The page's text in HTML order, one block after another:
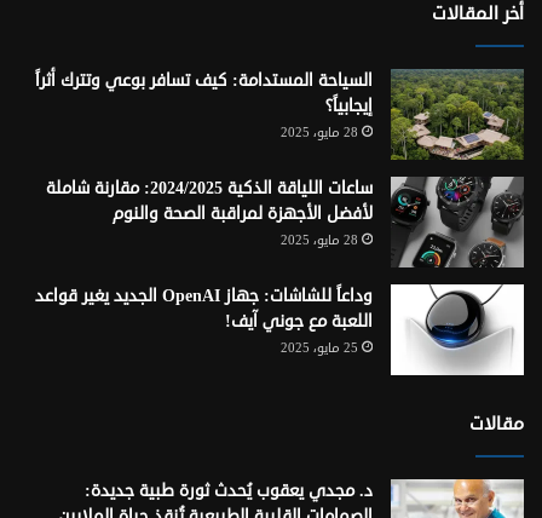
أخر المقالات
السياحة المستدامة: كيف تسافر بوعي وتترك أثراً
إيجابياً؟
28 مايو، 2025
ساعات اللياقة الذكية 2024/2025: مقارنة شاملة
لأفضل الأجهزة لمراقبة الصحة والنوم
28 مايو، 2025
وداعاً للشاشات: جهاز OpenAI الجديد يغير قواعد
اللعبة مع جوني آيف!
25 مايو، 2025
مقالات
د. مجدي يعقوب يُحدث ثورة طبية جديدة: